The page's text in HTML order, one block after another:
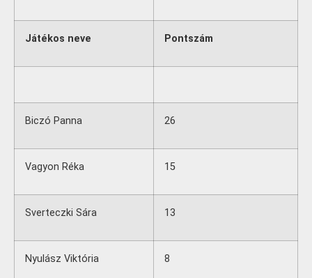
Játékos neve Pontszám
Biczó Panna 26
Vagyon Réka 15
Sverteczki Sára 13
Nyulász Viktória 8